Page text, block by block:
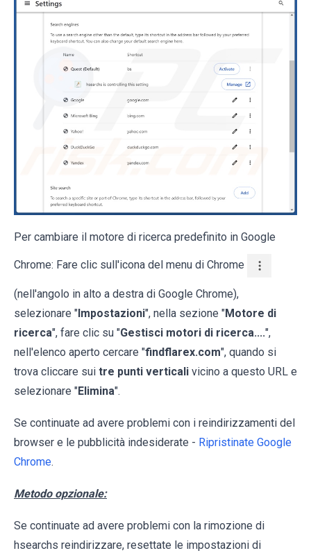
Per cambiare il motore di ricerca predefinito in Google
Chrome: Fare clic sull'icona del menu di Chrome
(nell'angolo in alto a destra di Google Chrome),
selezionare " Impostazioni", nella sezione "Motore di
ricerca", fare clic su "Gestisci motori di ricerca....",
nell'elenco aperto cercare "findflarex.com", quando si
trova cliccare sui tre punti verticali vicino a questo URL e
selezionare "Elimina".
Se continuate ad avere problemi con i reindirizzamenti del
browser e le pubblicità indesiderate - Ripristinate Google
Chrome.
Metodo opzionale:
Se continuate ad avere problemi con la rimozione di
hsearchs reindirizzare, resettate le impostazioni di